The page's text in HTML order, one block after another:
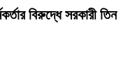
বিরুদ্ধে সরকারী তিন